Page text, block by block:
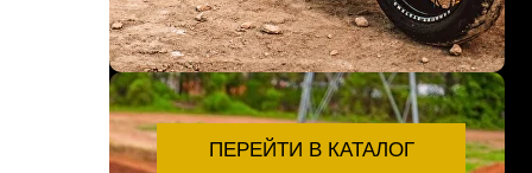
ПЕРЕЙТИ В КАТАЛОГ